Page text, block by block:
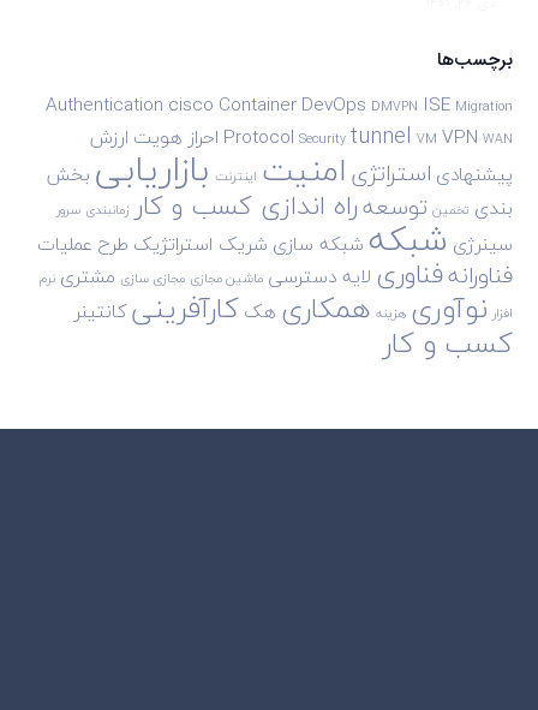
برچسب‌ها
Authentication cisco ContainerDevOps DMVPN ISE Migration
Protocol Security tunnel VM VPN WAN احراز هویت ارزش
پیشنهادی استراتژی امنیت اینترنت بازاریابی بخش
بندی تخمین توسعهراه اندازی کسب و کار زمانبندی سرور
سینرژی شبکه شبکه سازی شریک استراتژیک طرح عملیات
فناورانهفناوری لایه دسترسی ماشین مجازی مجازی سازی مشتری نرم
افزار نوآوری هزینه همکاری هککارآفرینیکانتینر
کسب و کار